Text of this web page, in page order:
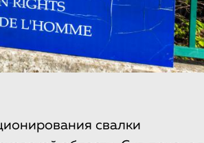
свалки